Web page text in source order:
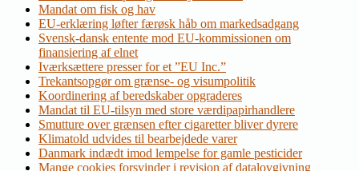
Mandat om fisk og hav
EU-erklæring løfter færøsk håb om markedsadgang
Svensk-dansk entente mod EU-kommissionen om
finansiering af elnet
Iværksættere presser for et ”EU Inc.”
Trekantsopgør om grænse- og visumpolitik
Koordinering af beredskaber opgraderes
Mandat til EU-tilsyn med store værdipapirhandlere
Smutture over grænsen efter cigaretter bliver dyrere
Klimatold udvides til bearbejdede varer
Danmark indædt imod lempelse for gamle pesticider
Mange cookies forsvinder i revision af datalovgivning